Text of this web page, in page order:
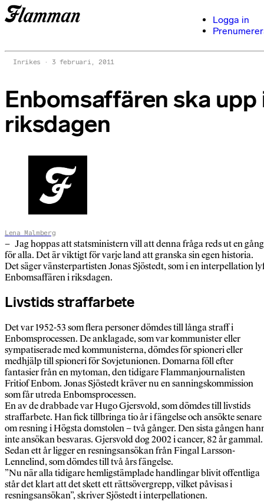
Logga in
Inrikes 3 februari, 2011
Enbomsaffären ska upp
riksdagen
Lena Malmberg
– Jag hoppas att statsministern vill att denna fråga reds ut en gång
för alla. Det är viktigt för varje land att granska sin egen historia.
Det säger vänsterpartisten Jonas Sjöstedt, som i en interpellation
Enbomsaffären i riksdagen.
Livstids straffarbete
Det var 1952-53 som flera personer dömdes till långa straff i
Enbomsprocessen. De anklagade, som var kommunister eller
sympatiserade med kommunisterna, dömdes för spioneri eller
medhjälp till spioneri för Sovjetunionen. Domarna föll efter
fantasier från en mytoman, den tidigare Flammanjournalisten
Fritiof Enbom. Jonas Sjöstedt kräver nu en sanningskommission
som får utreda Enbomsprocessen.
En av de drabbade var Hugo Gjersvold, som dömdes till livstids
straffarbete. Han fick tillbringa tio år i fängelse och ansökte senare
om resning i Högsta domstolen – två gånger. Den sista gången
inte ansökan besvaras. Gjersvold dog 2002 i cancer, 82 år gammal.
Sedan ett år ligger en resningsansökan från Fingal Larsson-
Lennelind, som dömdes till två års fängelse.
”Nu när alla tidigare hemligstämplade handlingar blivit offentliga
står det klart att det skett ett rättsövergrepp, vilket påvisas i
resningsansökan”, skriver Sjöstedt i interpellationen.